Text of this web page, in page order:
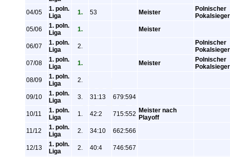
04/05
1. poln.
Liga
1. 53 Meister
Polnischer
Pokalsieger
05/06
1. poln.
Liga
1. Meister
06/07
1. poln.
Liga
2.
Polnischer
Pokalsieger
07/08
1. poln.
Liga
1. Meister
Polnischer
Pokalsieger
08/09
1. poln.
Liga
2.
09/10
1. poln.
Liga
3. 31:13 679:594
10/11
1. poln.
Liga
1. 42:2 715:552 Meister nach
Playoff
11/12
1. poln.
Liga
2. 34:10 662:566
12/13
1. poln.
Liga
2. 40:4 746:567